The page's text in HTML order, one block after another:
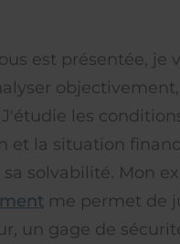
est présentée, je
les
et la situation
solvabilité. Mon
me permet de
un gage de